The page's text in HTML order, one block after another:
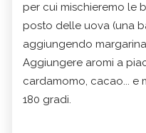
per cui mischieremo le
posto delle uova (una
aggiungendo
Aggiungere aromi a
cardamomo, cacao... e
180 gradi.